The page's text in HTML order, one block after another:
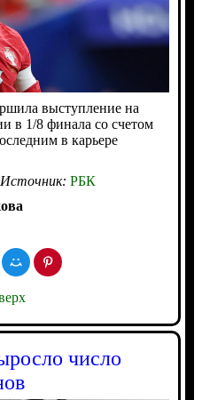
выступление на
в 1/8 финала со счетом
в карьере
Источник: РБК
число